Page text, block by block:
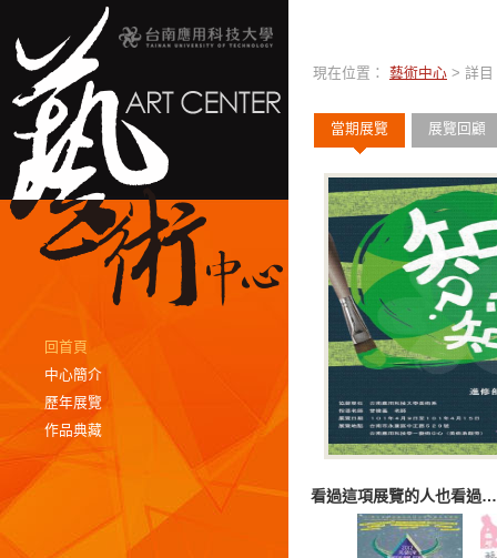
回首頁
中心簡介
歷年展覽
作品典藏
現在位置： 藝術中心 > 詳目
當期展覽 展覽回顧
看過這項展覽的人也看過…